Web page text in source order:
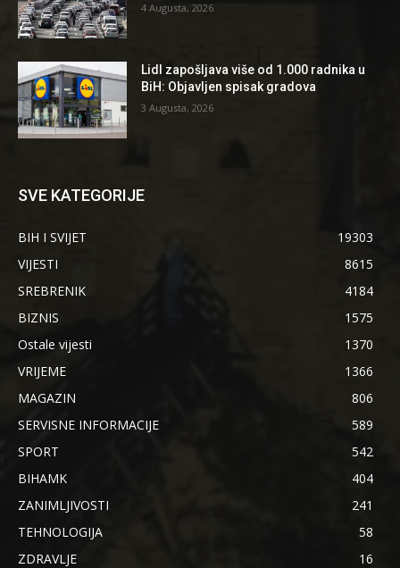
4 Augusta, 2026
Lidl zapošljava više od 1.000 radnika u
BiH: Objavljen spisak gradova
3 Augusta, 2026
SVE KATEGORIJE
BIH I SVIJET
19303
VIJESTI
8615
SREBRENIK
4184
BIZNIS
1575
Ostale vijesti
1370
VRIJEME
1366
MAGAZIN
806
SERVISNE INFORMACIJE
589
SPORT
542
BIHAMK
404
ZANIMLJIVOSTI
241
TEHNOLOGIJA
58
ZDRAVLJE
16